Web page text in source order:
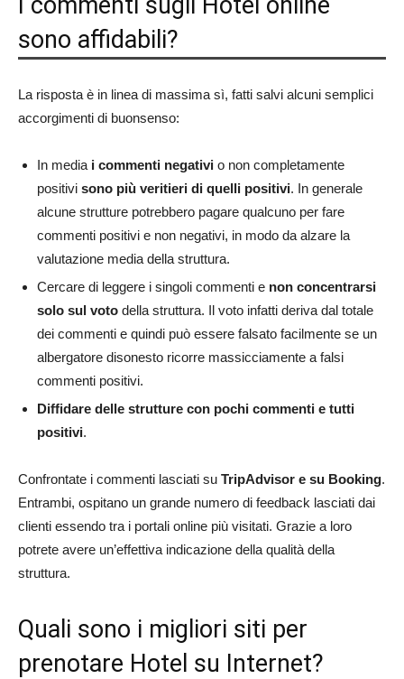
sono affidabili?
La risposta è in linea di massima sì, fatti salvi alcuni semplici
accorgimenti di buonsenso:
In media i commenti negativi o non completamente
positivi sono più veritieri di quelli positivi. In generale
alcune strutture potrebbero pagare qualcuno per fare
commenti positivi e non negativi, in modo da alzare la
valutazione media della struttura.
Cercare di leggere i singoli commenti e non concentrarsi
solo sul voto della struttura. Il voto infatti deriva dal totale
dei commenti e quindi può essere falsato facilmente se un
albergatore disonesto ricorre massicciamente a falsi
commenti positivi.
Diffidare delle strutture con pochi commenti e tutti
positivi.
Confrontate i commenti lasciati su TripAdvisor e su Booking.
Entrambi, ospitano un grande numero di feedback lasciati dai
clienti essendo tra i portali online più visitati. Grazie a loro
potrete avere un’effettiva indicazione della qualità della
struttura.
Quali sono i migliori siti per
prenotare Hotel su Internet?